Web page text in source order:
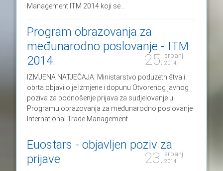
Management ITM 2014 koji se...
25. srpanj
2014.
Program obrazovanja za
međunarodno poslovanje - ITM
2014.
IZMJENA NATJEČAJA: Ministarstvo poduzetništva i
obrta objavilo je Izmjene i dopunu Otvorenog javnog
poziva za podnošenje prijava za sudjelovanje u
Programu obrazovanja za međunarodno poslovanje
International Trade Management...
23. srpanj
2014.
Euostars - objavljen poziv za
prijave